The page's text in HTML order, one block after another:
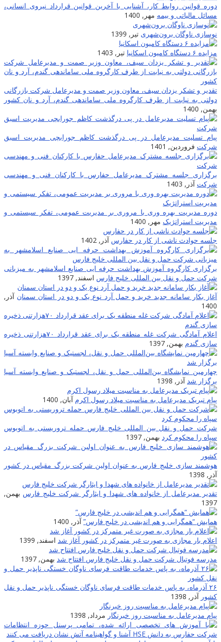
قوانین روابط کار، آشنایی با آخرین قوانین قرارداد نیروی انسانی،
مالیاتی و بیمه مهر, 1400
ناوگان برون‌شهری تیر, 1399
۶ دستگاه کامیون اسکانیا
تیر, 1403
و تشکر یزدان سیف، معاون وزیر صمت و مدیرعامل شرکت بازرگانی
به نیابت از طرف کارگروه ملی ساماندهی گندم، آرد و نان کشور
1400
تسلیت مدیرعامل در پی درگذشت کاظم جورابچی مدیریت اسبق
فروردین, 1401
جلسه مشترک مدیرعامل حفارس با کارکنان فنی و مهندسی
آذر, 1403
مدیریت بهره وری با مروری بر مدیریت عمومی، تفکر سیستمی و
استراتژیک مهر, 1400
حوادث ناشی از کار در حفارس آذر, 1402
کارگروه آموزش بهداشت حرفه ایی صنایع اسلامشهر به میزبانی
حمل و نقل بین المللی خلیج فارس اسفند, 1397
بکار سامانه جدید خرید و حمل آرد نوع یک و دو در استان سمنان آذر,
اعلام آمادگی شرکت غله منطقه یک برای عقد قرارداد ۷۰هزارتنی ذخیره
گندم بهمن, 1397
نمایشگاه بین‌المللی حمل و نقل، لجستیک و صنایع وابسته آسیا
‌شد آذر, 1398
تبریک مدیرعامل به مناسبت میلاد رسول اکرم آبان, 1400
حمل و نقل بین المللی خلیج فارس حمله تروریستی به اتوبوس
را محکوم کرد بهمن, 1397
سازی خلیج فارس به عنوان اولین شرکت بزرگ مقیاس در کشور
1398
مدیرعامل از خانواده های شهدا و ایثارگر شرکت خلیج فارس بهمن,
“همگرایی و هم اندیشی در خلیج فارس” آذر, 1400
بار مجازی به صورت غیر متمرکز در کشور آغاز شد اسفند, 1399
فوتبال شرکت حمل و نقل خلیج فارس افتتاح شد بهمن, 1397
۲۶ آذرماه، به پاس خدمات طاقت فرسای ناوگان خستگی ناپذیر حمل و نقل
آذر, 1398
مدیرعامل به مناسبت روز خبرنگار مرداد, 1398